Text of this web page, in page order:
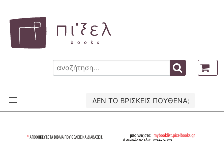
ΔΕΝ ΤΟ ΒΡΙΣΚΕΙΣ ΠΟΥΘΕΝΑ;